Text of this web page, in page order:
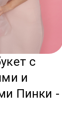
с
и
Пинки -